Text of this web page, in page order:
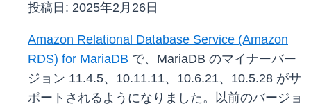
投稿日: 2025年2月26日
Amazon Relational Database Service (Amazon
RDS) for MariaDB で、MariaDB のマイナーバー
ジョン 11.4.5、10.11.11、10.6.21、10.5.28 がサ
ポートされるようになりました。以前のバージョ